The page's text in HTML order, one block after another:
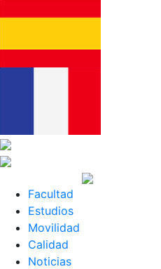
contenido
(presiona
tecla
Facultad
Estudios
Movilidad
Calidad
Noticias